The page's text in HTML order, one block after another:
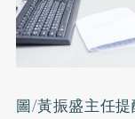
圖/黃振盛主任